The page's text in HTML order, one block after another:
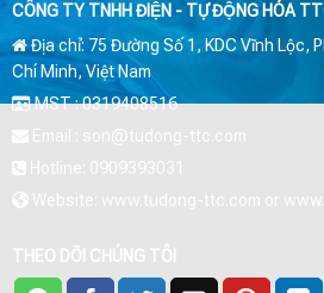
CÔNG TY TNHH ĐIỆN - TỰ ĐỘNG HÓA
Địa chỉ: 75 Đường Số 1, KDC Vĩnh Lộc,
Chí Minh, Việt Nam
MST : 0319408516
Email : son@tudong-ttc.com
Hotline: 0909393031
Website: www.tudong-ttc.com or
THEO DÕI CHÚNG TÔI